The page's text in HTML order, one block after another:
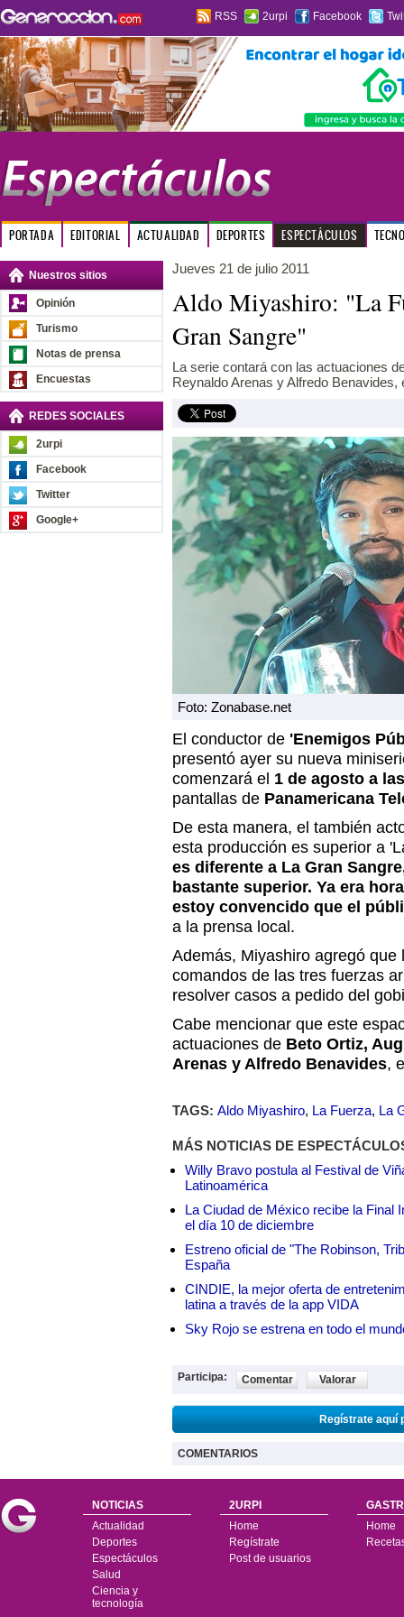
RSS 2urpi Facebook
PORTADA EDITORIAL ACTUALIDAD DEPORTES ESPECTÁCULOS
Nuestros sitios
Opinión
Turismo
Notas de prensa
Encuestas
REDES SOCIALES
2urpi
Facebook
Twitter
Google+
Jueves 21 de julio 2011
Aldo Miyashiro: "La
Gran Sangre"
La serie contará con las actuaciones
Reynaldo Arenas y Alfredo Benavides,
Foto: Zonabase.net
El conductor de 'Enemigos
presentó ayer su nueva
comenzará el 1 de agosto a
pantallas de Panamericana
De esta manera, el también
esta producción es superior a
es diferente a La Gran
bastante superior. Ya era
estoy convencido que el
a la prensa local.
Además, Miyashiro agregó
comandos de las tres fuerzas
resolver casos a pedido del
Cabe mencionar que este
actuaciones de Beto Ortiz,
Arenas y Alfredo Benavides,
TAGS: Aldo Miyashiro, La Fuerza, La
MÁS NOTICIAS DE
Willy Bravo postula al Festival de
Latinoamérica
La Ciudad de México recibe la Final
el día 10 de diciembre
Estreno oficial de "The Robinson,
España
CINDIE, la mejor oferta de
latina a través de la app VIDA
Sky Rojo se estrena en todo el
Participa: Comentar Valorar
Regístrate aquí
COMENTARIOS
NOTICIAS
Actualidad
Deportes
Espectáculos
Salud
Ciencia y
tecnología
2URPI
Home
Regístrate
Post de usuarios
Home